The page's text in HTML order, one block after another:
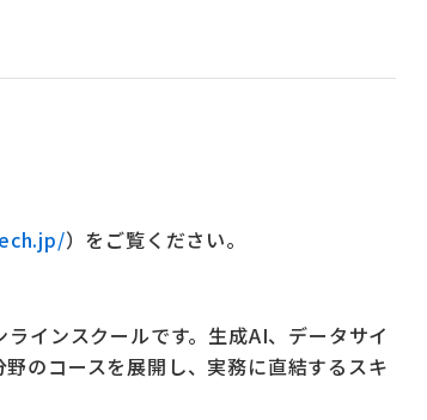
）をご覧ください。
インスクールです。生成AI、データサイ
のコースを展開し、実務に直結するスキ